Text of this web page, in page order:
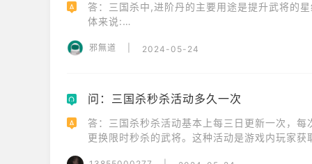
A
答：三国杀中,进阶丹的主要用途是提升武将的
体来说:
岩龙。
邪無道 2024-05-24
Q 问：三国杀秒杀活动多久一次
A
答：三国杀秒杀活动基本上每三日更新一次，
更换限时秒杀的武将。这种活动是游戏内玩家